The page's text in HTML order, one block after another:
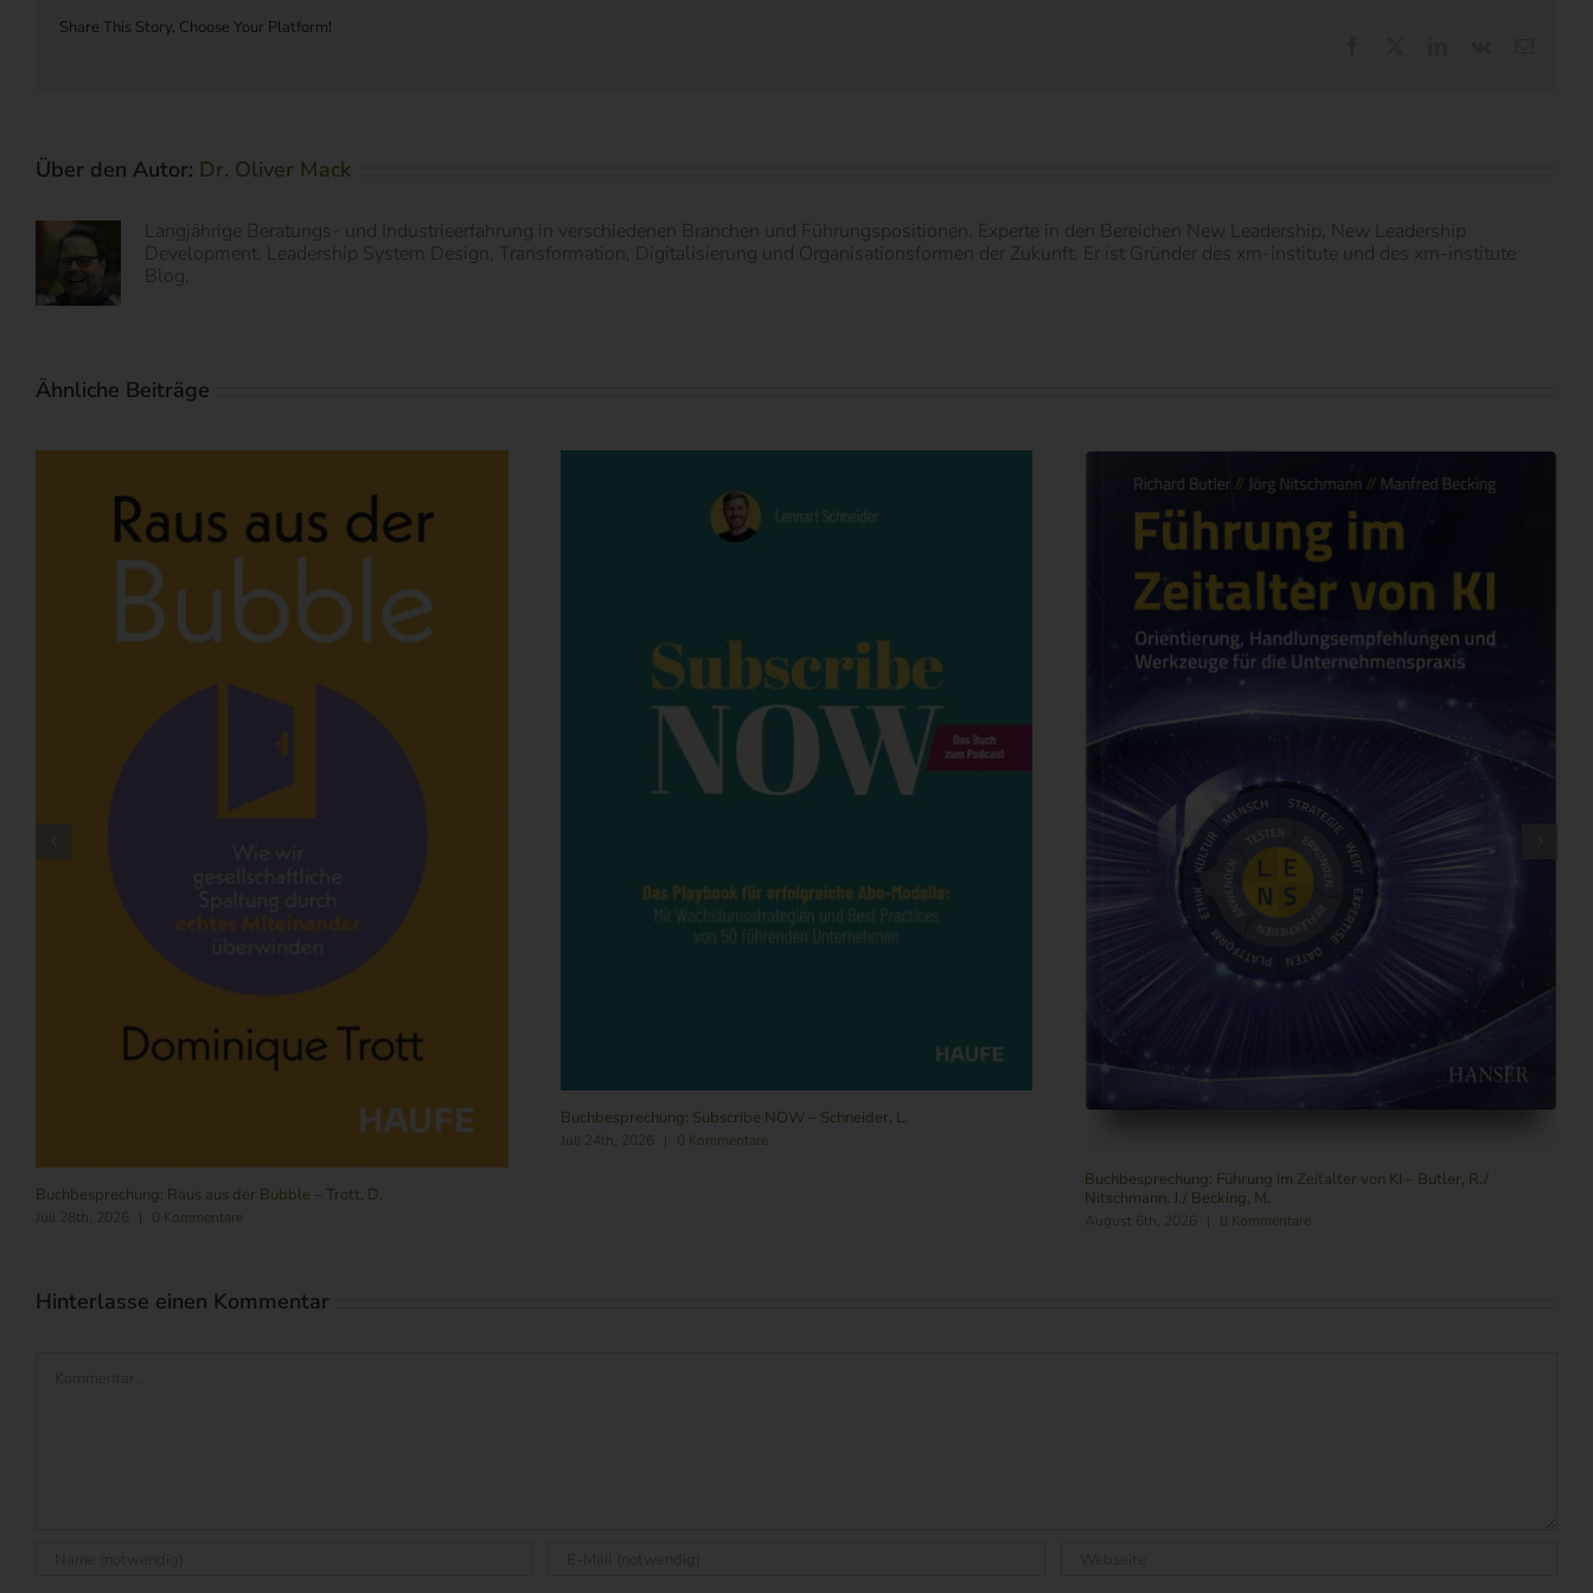
Share This Story, Choose Your Platform!
Über den Autor: Dr. Oliver Mack
Langjährige Beratungs- und Industrieerfahrung in verschiedenen Branchen und Führungspositionen. Experte in den Bereichen New Leadership, New Leadership
Development, Leadership System Design, Transformation, Digitalisierung und Organisationsformen der Zukunft. Er ist Gründer des xm-institute und des xm-institute
Blog.
Ähnliche Beiträge
Buchbesprechung: Raus aus der Bubble – Trott, D.
Juli 28th, 2026 0 Kommentare
Buchbesprechung: Subscribe NOW – Schneider, L.
Juli 24th, 2026 0 Kommentare
Buchbesprechung: Führung im Zeitalter von KI – Butler, R./
Nitschmann, J./ Becking, M.
August 6th, 2026 0 Kommentare
Hinterlasse einen Kommentar